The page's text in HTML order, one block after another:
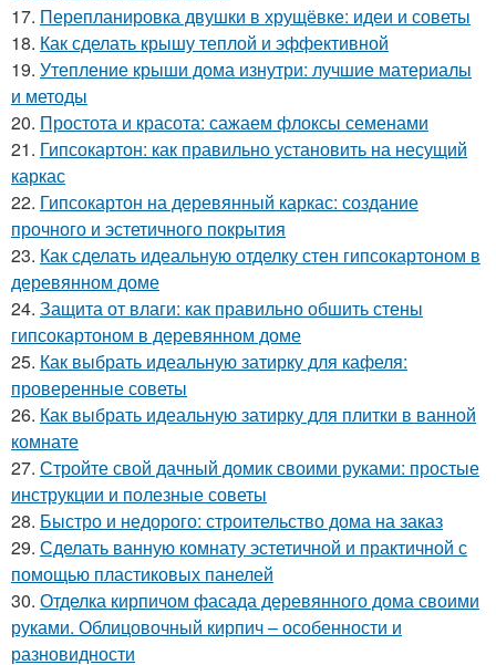
17. Перепланировка двушки в хрущёвке: идеи и советы
18. Как сделать крышу теплой и эффективной
19. Утепление крыши дома изнутри: лучшие материалы
и методы
20. Простота и красота: сажаем флоксы семенами
21. Гипсокартон: как правильно установить на несущий
каркас
22. Гипсокартон на деревянный каркас: создание
прочного и эстетичного покрытия
23. Как сделать идеальную отделку стен гипсокартоном в
деревянном доме
24. Защита от влаги: как правильно обшить стены
гипсокартоном в деревянном доме
25. Как выбрать идеальную затирку для кафеля:
проверенные советы
26. Как выбрать идеальную затирку для плитки в ванной
комнате
27. Стройте свой дачный домик своими руками: простые
инструкции и полезные советы
28. Быстро и недорого: строительство дома на заказ
29. Сделать ванную комнату эстетичной и практичной с
помощью пластиковых панелей
30. Отделка кирпичом фасада деревянного дома своими
руками. Облицовочный кирпич – особенности и
разновидности